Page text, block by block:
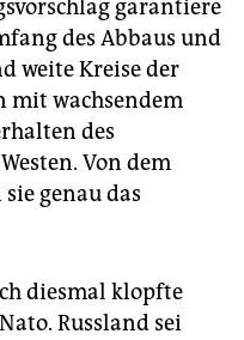
garantiere
des Abbaus und
weite Kreise der
mit wachsendem
des
Von dem
genau das
diesmal klopfte
Russland sei